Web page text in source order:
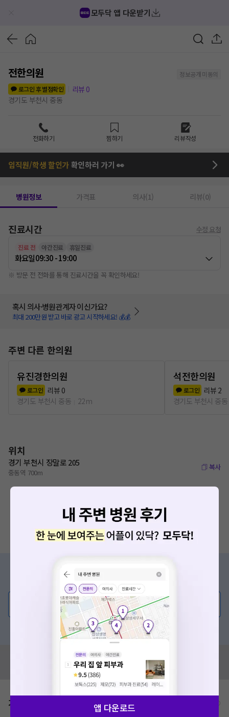
모두닥 앱 다운받기
전한의원
정보공개 미동의
로그인 후 별점확인
리뷰 0
경기도 부천시 중동
전화하기 찜하기 리뷰작성
임직원/학생 할인가확인하러 가기 👀
병원정보 가격표 의사(1) 리뷰(0)
진료시간 수정 요청
진료 전 야간진료 휴일진료
화요일09:30 - 19:00
※ 방문 전 전화를 통해 진료시간을 꼭 확인하세요!
혹시 의사·병원관계자 이신가요?
최대 200만원 받고 바로 광고 시작하세요! 💰💰
주변 다른 한의원
유진경한의원
로그인 리뷰 0
경기도 부천시 중동
22m
석전한의원
로그인 리뷰 2
경기도 부천시 중동
위치
경기 부천시 장말로 205
중동역 700m
복사
증상/치료, 궁금한 점이 있나요?
의사가 직접 답해드려요!
💬 무엇이든 물어보세요
혹은, 의료상담 서비스에 다양한 게시글 보러가기
혹시 잘못된 병원정보가 있나요?
모두닥 팀에 알려주세요!
가격표 앱 다운로드